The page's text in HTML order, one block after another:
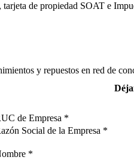
de propiedad SOAT e
y repuestos en red de
de Empresa *
Social de la Empresa *
*